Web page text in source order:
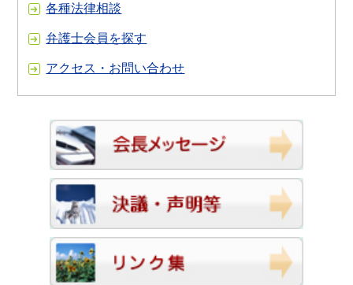
各種法律相談
弁護士会員を探す
アクセス・お問い合わせ